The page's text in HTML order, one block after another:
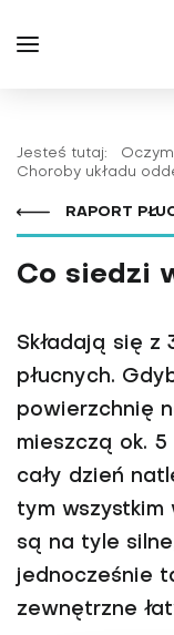
Jesteś tutaj:
Choroby układu
RAPORT
Co siedzi
Składają się z
płucnych.
powierzchnię
mieszczą ok.
cały dzień
tym wszystkim
są na tyle
jednocześnie
zewnętrzne